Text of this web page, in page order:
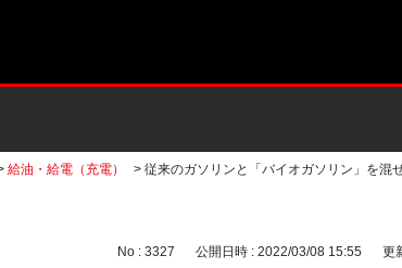
給油・給電（充電） > 従来のガソリンと「バイオガソリン」を混
No : 3327 公開日時 : 2022/03/08 15:55 更